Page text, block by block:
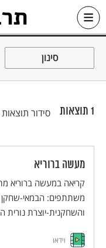
Skip
כל האתר
סינון
1 תוצאות סידור
מעשה ברוריא
קריאה במעשה ברוריא
משתתפים: הבמאי-שחקן
והשחקנית-יוצרת נורית
וידאו